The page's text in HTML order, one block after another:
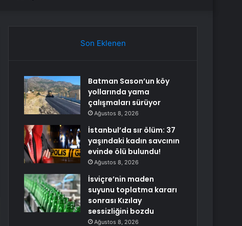
Son Eklenen
Batman Sason’un köy
yollarında yama
çalışmaları sürüyor
Ağustos 8, 2026
İstanbul’da sır ölüm: 37
yaşındaki kadın savcının
evinde ölü bulundu!
Ağustos 8, 2026
İsviçre’nin maden
suyunu toplatma kararı
sonrası Kızılay
sessizliğini bozdu
Ağustos 8, 2026